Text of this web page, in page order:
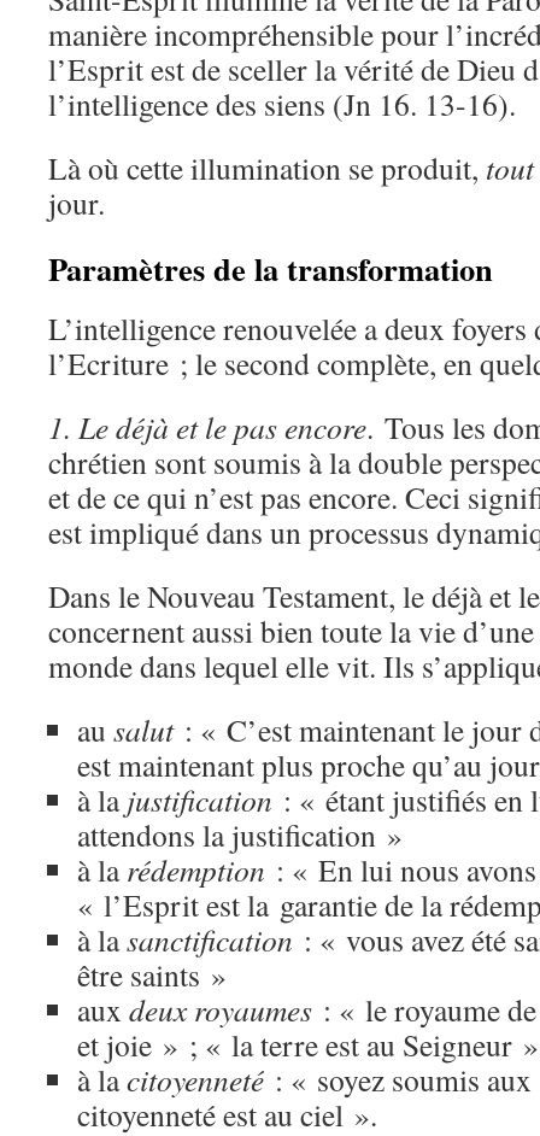
manière incompréhensible pour
l’Esprit est de sceller la vérité de Dieu
l’intelligence des siens (Jn 16. 13-16).
Là où cette illumination se produit, tout
jour.
Paramètres de la transformation
L’intelligence renouvelée a deux foyers
l’Ecriture ; le second complète, en
1. Le déjà et le pas encore. Tous les
chrétien sont soumis à la double
et de ce qui n’est pas encore. Ceci
est impliqué dans un processus
Dans le Nouveau Testament, le déjà et
concernent aussi bien toute la vie
monde dans lequel elle vit. Ils
au salut: « C’est maintenant le jour
est maintenant plus proche qu’au
à lajustification : « étant justifiés
attendons la justification »
à larédemption : « En lui nous
« l’Esprit est la garantie de la
à lasanctification : « vous avez été
être saints »
aux deux royaumes : « le royaume
et joie » ; « la terre est au Seigneur »
à lacitoyenneté : « soyez soumis
citoyenneté est au ciel ».